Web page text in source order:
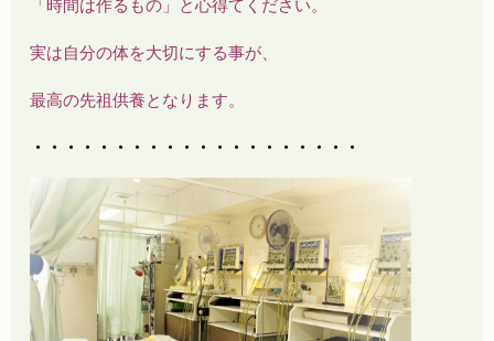
「時間は作るもの」と心得てください。
実は自分の体を大切にする事が、
最高の先祖供養となります。
・・・・・・・・・・・・・・・・・・・・